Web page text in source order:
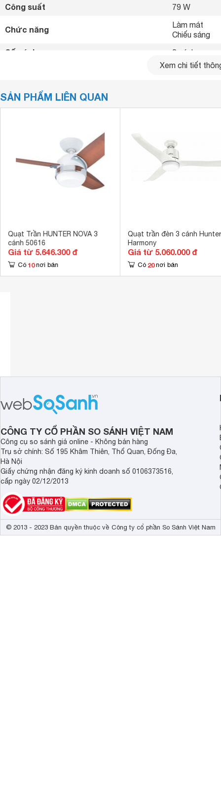
Công suất 79 W
Chức năng
Làm mát
Chiếu sáng
Số cánh 3 cánh
107 cm
Bảng điểu khiển Hộp số +
7.2 kg
Xem chi tiết
SẢN PHẨM LIÊN QUAN
Quạt Trần HUNTER NOVA 3
cánh 50616
Giá từ 5.646.300 đ
Có 10 nơi bán
Quạt trần đèn 3 cánh Hunter
Harmony
Giá từ 5.060.000 đ
Có 20 nơi bán
CÔNG TY CỔ PHẦN SO SÁNH VIỆT NAM
Công cụ so sánh giá online - Không bán hàng
Trụ sở chính: Số 195 Khâm Thiên, Thổ Quan, Đống Đa,
Hà Nội
Giấy chứng nhận đăng ký kinh doanh số 0106373516,
cấp ngày 02/12/2013
© 2013 - 2023 Bản quyền thuộc về Công ty cổ phần So Sánh Việt Nam